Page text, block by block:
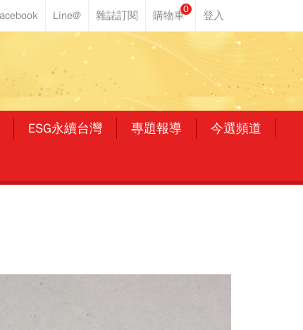
0
ESG永續台灣 專題報導 今選頻道